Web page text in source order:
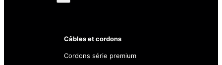
Câbles et cordons
Cordons série premium